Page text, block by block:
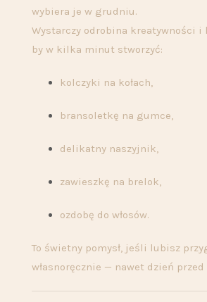
wybiera je w grudniu.
Wystarczy odrobina kreatywności
by w kilka minut stworzyć:
kolczyki na kołach,
bransoletkę na gumce,
delikatny naszyjnik,
zawieszkę na brelok,
ozdobę do włosów.
To świetny pomysł, jeśli lubisz
własnoręcznie — nawet dzień